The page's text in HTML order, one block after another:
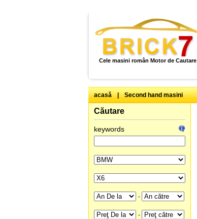
Cele masini român Motor de Cautare
acasă | Second hand masini
Căutare
keywords
-
-